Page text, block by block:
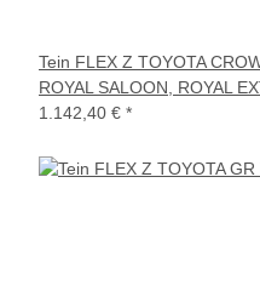
Tein FLEX Z TOYOTA
ROYAL SALOON, ROYAL
1.142,40 € *